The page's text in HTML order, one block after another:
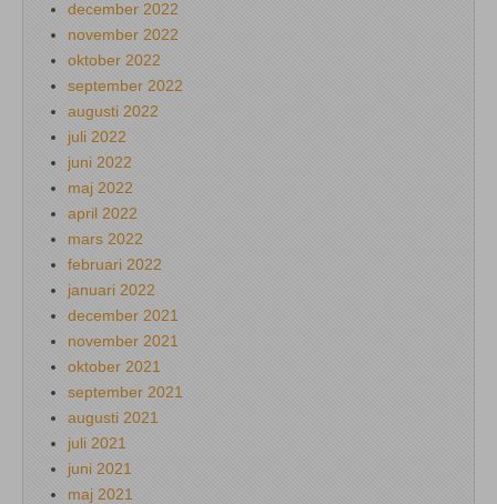
december 2022
november 2022
oktober 2022
september 2022
augusti 2022
juli 2022
juni 2022
maj 2022
april 2022
mars 2022
februari 2022
januari 2022
december 2021
november 2021
oktober 2021
september 2021
augusti 2021
juli 2021
juni 2021
maj 2021